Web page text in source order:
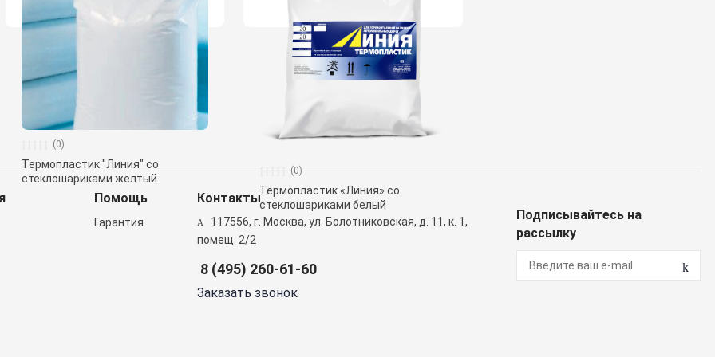
(0)
Термопластик "Линия" со
стеклошариками желтый
(0)
Термопластик «Линия» со
стеклошариками белый
Помощь
Гарантия
Контакты
117556, г. Москва, ул. Болотниковская, д. 11, к. 1,
помещ. 2/2
8 (495) 260-61-60
Заказать звонок
Подписывайтесь на
рассылку